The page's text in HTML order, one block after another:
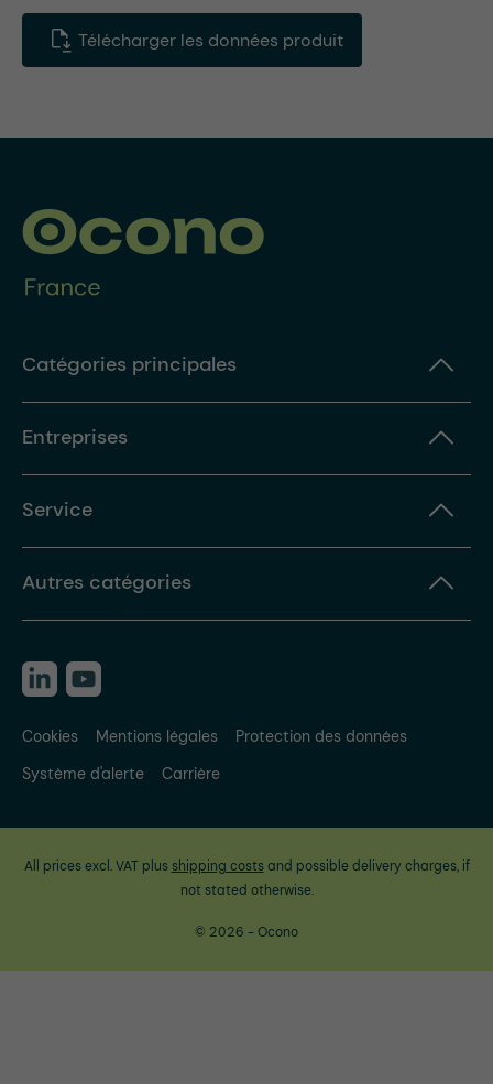
Télécharger les données produit
Catégories principales
Entreprises
Service
Autres catégories
Cookies Mentions légales
Protection des données
Système d'alerte
Carrière
All prices excl. VAT plus shipping costsand possible delivery charges, if
not stated otherwise.
© 2026 - Ocono